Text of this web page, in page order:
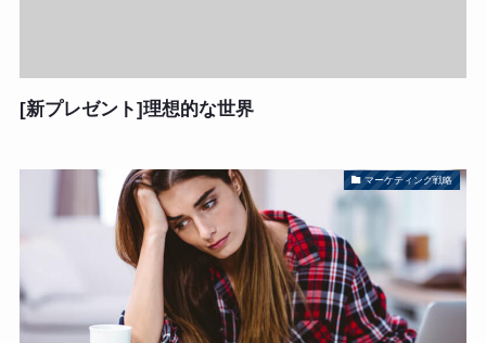
[新プレゼント]理想的な世界
マーケティング戦略